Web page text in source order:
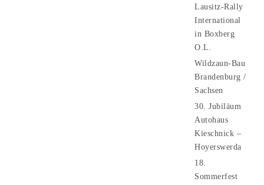
Lausitz-Rally
International
in Boxberg
O.L.
Wildzaun-Bau
Brandenburg /
Sachsen
30. Jubiläum
Autohaus
Kieschnick –
Hoyerswerda
18.
Sommerfest